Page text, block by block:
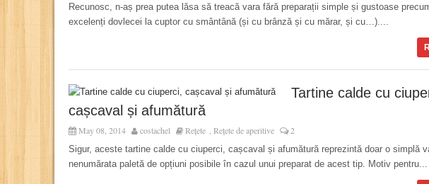
Recunosc, n-aș prea putea lăsa să treacă vara fără preparații simple și gustoase
excelenți dovlecei la cuptor cu smântână (și cu brânză și cu mărar, și cu…)....
Tartine calde cu
cașcaval și afumătură
May 08, 2014 costachel Rețete , Rețete de aperitive 2
Sigur, aceste tartine calde cu ciuperci, cașcaval și afumătură reprezintă doar o simplă
nenumărata paletă de opțiuni posibile în cazul unui preparat de acest tip. Motiv pentru...